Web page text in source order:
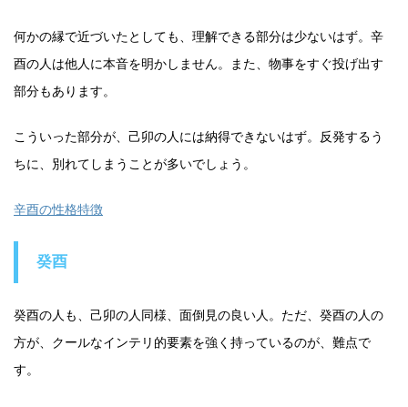
何かの縁で近づいたとしても、理解できる部分は少ないはず。辛
酉の人は他人に本音を明かしません。また、物事をすぐ投げ出す
部分もあります。
こういった部分が、己卯の人には納得できないはず。反発するう
ちに、別れてしまうことが多いでしょう。
辛酉の性格特徴
癸酉
癸酉の人も、己卯の人同様、面倒見の良い人。ただ、癸酉の人の
方が、クールなインテリ的要素を強く持っているのが、難点で
す。